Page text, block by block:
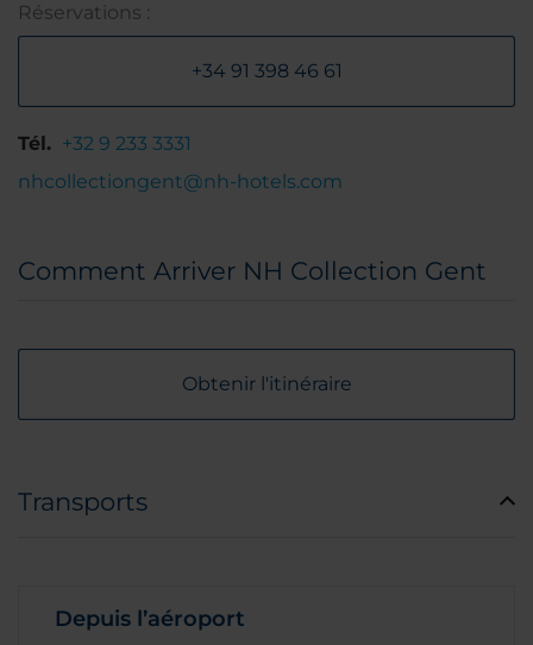
Réservations :
+34 91 398 46 61
Tél. +32 9 233 3331
nhcollectiongent@nh-hotels.com
Comment Arriver NH Collection Gent
Obtenir l'itinéraire
Transports
Depuis l’aéroport